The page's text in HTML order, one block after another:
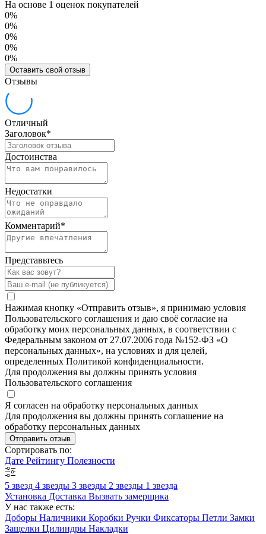
На основе 1 оценок покупателей
0%
0%
0%
0%
0%
Оставить свой отзыв
Отзывы
Отличный
Заголовок*
Достоинства
Недостатки
Комментарий*
Представьтесь
Нажимая кнопку «Отправить отзыв», я принимаю условия
Пользовательского соглашения и даю своё согласие на
обработку моих персональных данных, в соответствии с
Федеральным законом от 27.07.2006 года №152-ФЗ «О
персональных данных», на условиях и для целей,
определенных Политикой конфиденциальности.
Для продолжения вы должны принять условия
Пользовательского соглашения
Я согласен на обработку персональных данных
Для продолжения вы должны принять соглашение на
обработку персональных данных
Отправить отзыв
Сортировать по:
Дате Рейтингу Полезности
5 звезд 4 звезды 3 звезды 2 звезды 1 звезда
Установка Доставка Вызвать замерщика
У нас также есть:
Доборы Наличники Коробки Ручки Фиксаторы Петли Замки
Защелки Цилиндры Накладки